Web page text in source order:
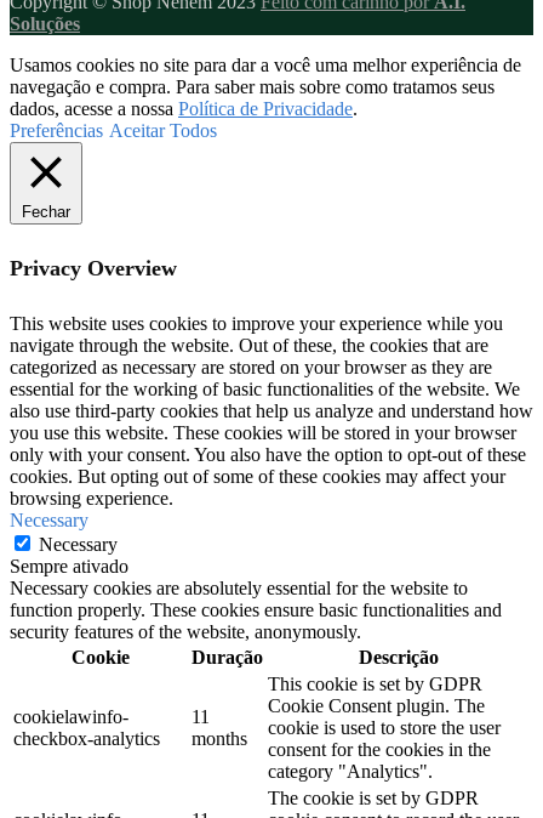
Soluções
Usamos cookies no site para dar a você uma melhor experiência de
navegação e compra. Para saber mais sobre como tratamos seus
dados, acesse a nossa Política de Privacidade.
Preferências Aceitar Todos
Fechar
Privacy Overview
This website uses cookies to improve your experience while you
navigate through the website. Out of these, the cookies that are
categorized as necessary are stored on your browser as they are
essential for the working of basic functionalities of the website. We
also use third-party cookies that help us analyze and understand how
you use this website. These cookies will be stored in your browser
only with your consent. You also have the option to opt-out of these
cookies. But opting out of some of these cookies may affect your
browsing experience.
Necessary
Necessary
Sempre ativado
Necessary cookies are absolutely essential for the website to
function properly. These cookies ensure basic functionalities and
security features of the website, anonymously.
Cookie
Duração Descrição
cookielawinfo-
checkbox-analytics
11
months
This cookie is set by GDPR
Cookie Consent plugin. The
cookie is used to store the user
consent for the cookies in the
category "Analytics".
The cookie is set by GDPR